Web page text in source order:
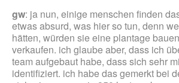
gw: ja nun, einige menschen finden
etwas absurd, was hier so tun, denn
hätten, würden sie eine plantage
verkaufen. ich glaube aber, dass ich
team aufgebaut habe, dass sich sehr
identifiziert. ich habe das gemerkt bei